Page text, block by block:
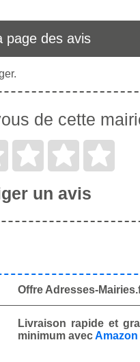
page des avis
de cette
un avis
Offre Adresses-
Livraison rapide et
minimum avecAmazon